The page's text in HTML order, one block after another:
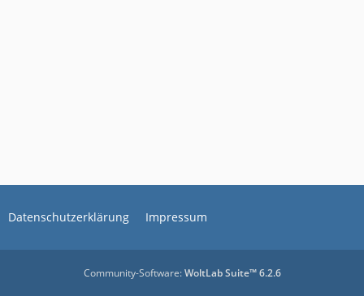
Datenschutzerklärung Impressum
Community-Software:WoltLab Suite™ 6.2.6